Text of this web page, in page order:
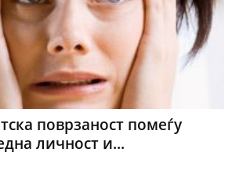
поврзаност помеѓу
личност и...